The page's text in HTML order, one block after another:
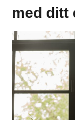
med ditt